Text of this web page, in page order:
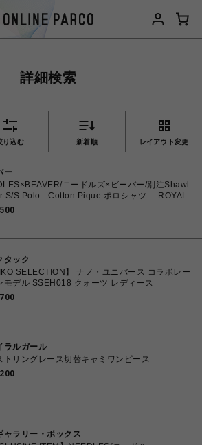
詳細検索
り込む 新着順 レイアウト変更
ー
ニードルズ×ビーバー/別注Shawl
S/S Polo - Cotton Pique ポロシャツ -ROYAL-
タック
SELECTION】 ナノ・ユニバース コラボレー
モデル SSEH018 クォーツ レディース
ラルガール
トリングレース切替キャミワンピース
ャラリー・ボックス